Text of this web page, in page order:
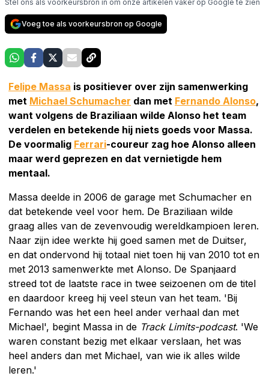
Stel ons als voorkeursbron in om onze artikelen vaker op Google te zien
Voeg toe als voorkeursbron op Google
Felipe Massa is positiever over zijn samenwerking
met Michael Schumacher dan met Fernando Alonso,
want volgens de Braziliaan wilde Alonso het team
verdelen en betekende hij niets goeds voor Massa.
De voormalig Ferrari-coureur zag hoe Alonso alleen
maar werd geprezen en dat vernietigde hem
mentaal.
Massa deelde in 2006 de garage met Schumacher en
dat betekende veel voor hem. De Braziliaan wilde
graag alles van de zevenvoudig wereldkampioen leren.
Naar zijn idee werkte hij goed samen met de Duitser,
en dat ondervond hij totaal niet toen hij van 2010 tot en
met 2013 samenwerkte met Alonso. De Spanjaard
streed tot de laatste race in twee seizoenen om de titel
en daardoor kreeg hij veel steun van het team. 'Bij
Fernando was het een heel ander verhaal dan met
Michael', begint Massa in de Track Limits-podcast. 'We
waren constant bezig met elkaar verslaan, het was
heel anders dan met Michael, van wie ik alles wilde
leren.'